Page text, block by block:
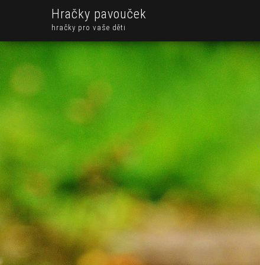
Hračky pavouček
hračky pro vaše děti